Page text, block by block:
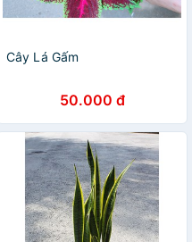
Cây Lá Gấm
50.000 đ